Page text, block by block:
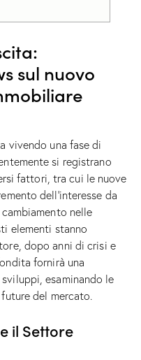
sul nuovo
vivendo una fase di
si registrano
fattori, tra cui le nuove
dell’interesse da
nelle
elementi stanno
dopo anni di crisi e
fornirà una
esaminando le
del mercato.
il Settore